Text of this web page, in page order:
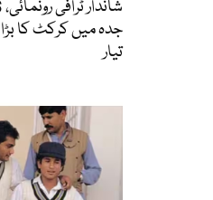
جدہ میں کرکٹ کا
تیار